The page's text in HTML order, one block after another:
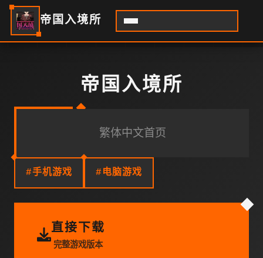
帝国入境所
帝国入境所
繁体中文首页
#手机游戏 #电脑游戏
直接下载
完整游戏版本